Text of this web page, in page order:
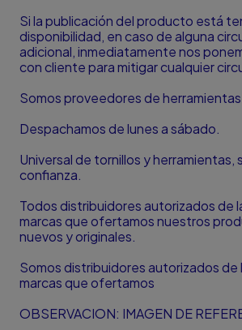
Si la publicación del producto está
disponibilidad, en caso de alguna
adicional, inmediatamente nos
con cliente para mitigar cualquier
Somos proveedores de herramientas
Despachamos de lunes a sábado.
Universal de tornillos y herramientas,
confianza.
Todos distribuidores autorizados de
marcas que ofertamos nuestros
nuevos y originales.
Somos distribuidores autorizados
marcas que ofertamos
OBSERVACION: IMAGEN DE